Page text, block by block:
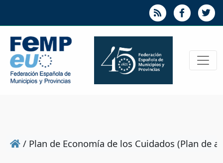
/ Plan de Economía de los Cuidados (Plan de